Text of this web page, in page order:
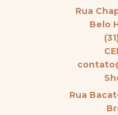
Rua
Belo
Rua